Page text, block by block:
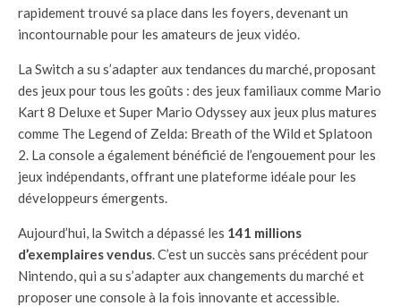
rapidement trouvé sa place dans les foyers, devenant un
incontournable pour les amateurs de jeux vidéo.
La Switch a su s’adapter aux tendances du marché, proposant
des jeux pour tous les goûts : des jeux familiaux comme Mario
Kart 8 Deluxe et Super Mario Odyssey aux jeux plus matures
comme The Legend of Zelda: Breath of the Wild et Splatoon
2. La console a également bénéficié de l’engouement pour les
jeux indépendants, offrant une plateforme idéale pour les
développeurs émergents.
Aujourd’hui, la Switch a dépassé les 141 millions
d’exemplaires vendus. C’est un succès sans précédent pour
Nintendo, qui a su s’adapter aux changements du marché et
proposer une console à la fois innovante et accessible.